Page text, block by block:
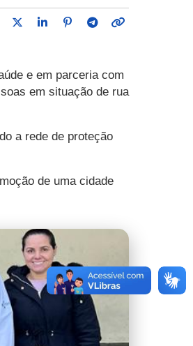
e em parceria com
em situação de rua
a rede de proteção
de uma cidade